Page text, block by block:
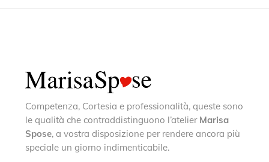
Competenza, Cortesia e professionalità, queste sono
le qualità che contraddistinguono l’atelier Marisa
Spose, a vostra disposizione per rendere ancora più
speciale un giorno indimenticabile.